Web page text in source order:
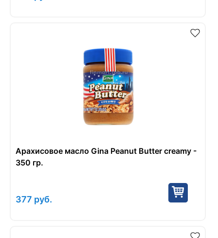
Арахисовое масло Gina Peanut Butter creamy -
350 гр.
377 руб.